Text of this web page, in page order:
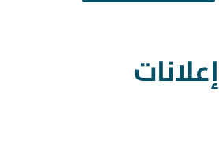
إعلانات